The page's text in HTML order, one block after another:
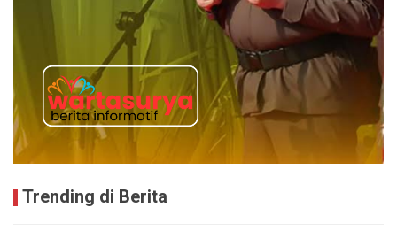
Trending di Berita